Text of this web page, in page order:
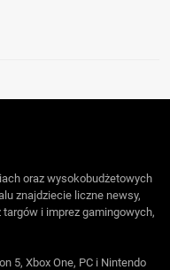
oraz wysokobudżetowych
znajdziecie liczne newsy,
i imprez gamingowych,
5, Xbox One, PC i Nintendo